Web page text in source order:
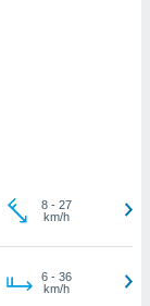
8- 27
km/h
6- 36
km/h